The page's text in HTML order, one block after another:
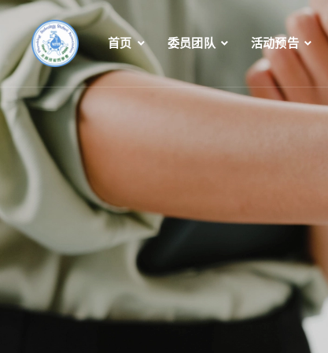
首页 委员团队 活动预告